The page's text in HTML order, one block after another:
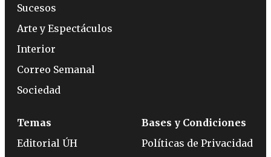
Sucesos
Arte y Espectáculos
Interior
Correo Semanal
Sociedad
Temas
Editorial ÚH
Bases y Condiciones
Políticas de Privacidad